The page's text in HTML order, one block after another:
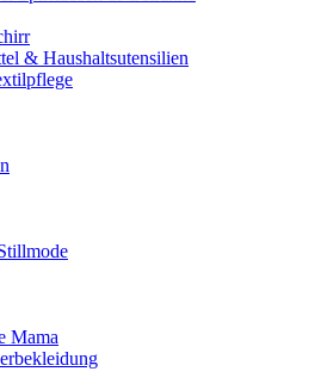
& Haushaltsutensilien
Mama